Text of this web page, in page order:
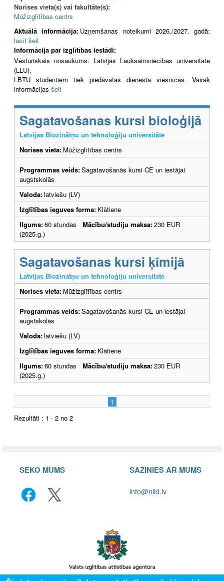
Norises vieta(s) vai fakultāte(s):
Mūžizglītības centrs
Aktuālā informācija: Uzņemšanas noteikumi 2026./2027. gadā:
lasīt šeit
Informācija par izglītības iestādi:
Vēsturiskais nosaukums: Latvijas Lauksaimniecības universitāte
(LLU).
LBTU studentiem tiek piedāvātas dienesta viesnīcas. Vairāk
informācijas šeit
Sagatavošanas kursi bioloģijā
Latvijas Biozinātņu un tehnoloģiju universitāte
Norises vieta: Mūžizglītības centrs
Programmas veids:Sagatavošanās kursi CE un iestājai
augstskolās
Valoda:latviešu (LV)
Izglītības ieguves forma: Klātiene
Ilgums:60 stundas Mācību/studiju maksa:230 EUR
(2025.g.)
Sagatavošanas kursi ķīmijā
Latvijas Biozinātņu un tehnoloģiju universitāte
Norises vieta: Mūžizglītības centrs
Programmas veids:Sagatavošanās kursi CE un iestājai
augstskolās
Valoda:latviešu (LV)
Izglītības ieguves forma: Klātiene
Ilgums:60 stundas Mācību/studiju maksa:230 EUR
(2025.g.)
1
Rezultāti : 1 - 2 no 2
SEKO MUMS SAZINIES AR MUMS
info@niid.lv